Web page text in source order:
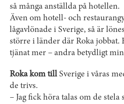
så många anställda på hotellen.
Även om hotell- och
lågavlönade i Sverige, så är
större i länder där Roka jobbat.
tjänat mer – andra betydligt
Roka kom till Sverige i våras
de trivs.
– Jag fick höra talas om de stela